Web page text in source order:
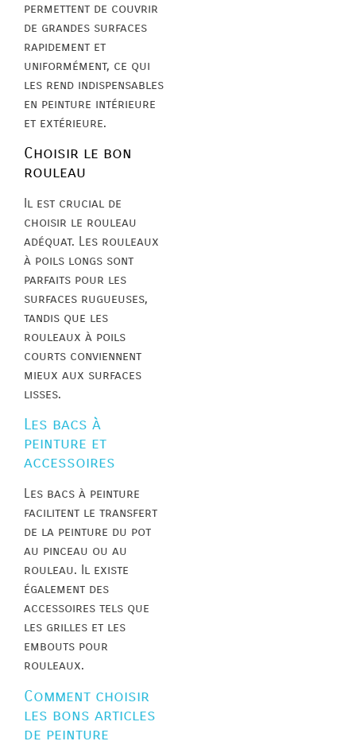
permettent de couvrir
de grandes surfaces
rapidement et
uniformément, ce qui
les rend indispensables
en peinture intérieure
et extérieure.
Choisir le bon
rouleau
Il est crucial de
choisir le rouleau
adéquat. Les rouleaux
à poils longs sont
parfaits pour les
surfaces rugueuses,
tandis que les
rouleaux à poils
courts conviennent
mieux aux surfaces
lisses.
Les bacs à
peinture et
accessoires
Les bacs à peinture
facilitent le transfert
de la peinture du pot
au pinceau ou au
rouleau. Il existe
également des
accessoires tels que
les grilles et les
embouts pour
rouleaux.
Comment choisir
les bons articles
de peinture